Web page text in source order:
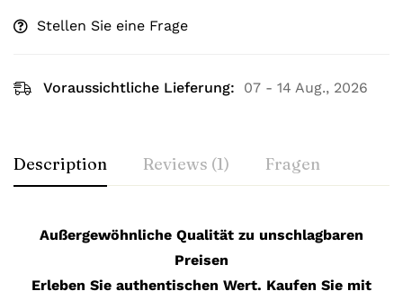
Stellen Sie eine Frage
Voraussichtliche Lieferung: 07 - 14 Aug., 2026
Description Reviews (1) Fragen
Außergewöhnliche Qualität zu unschlagbaren
Preisen
Erleben Sie authentischen Wert. Kaufen Sie mit